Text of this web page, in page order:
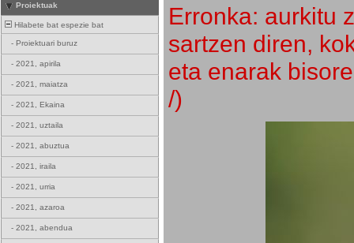
Proiektuak
Hilabete bat espezie bat
- Proiektuari buruz
- 2021, apirila
- 2021, maiatza
- 2021, Ekaina
- 2021, uztaila
- 2021, abuztua
- 2021, iraila
- 2021, urria
- 2021, azaroa
- 2021, abendua
Erronka: aurkitu
sartzen diren,
eta enarak
/)